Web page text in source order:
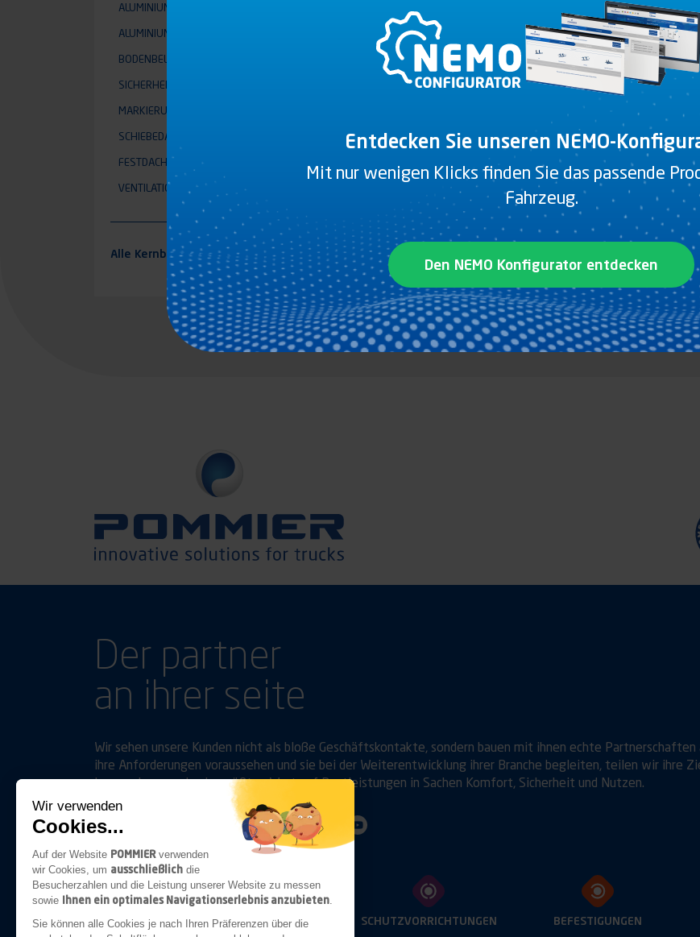
Wir verwenden
Cookies...
Auf der Website POMMIER verwenden
wir Cookies, um ausschließlich die
Besucherzahlen und die Leistung unserer Website zu messen
sowie Ihnen ein optimales Navigationserlebnis anzubieten
Sie können alle Cookies je nach Ihren Präferenzen über die
ALUMINIUMPROFILE AUSSEN
ALUMINIUMPROFILE INNEN
BODENBELÄGE
SICHERHEIT
MARKIERUNG
SCHIEBEDACH OPEN
FESTDACH OPEN
(2)
VENTILATION
(18)
Alle Kernbereiche
Der partner
an ihrer seite
Wir sehen unsere Kunden nicht als bloße Geschäftskontakte, sondern bauen mit ihnen echte Partnerschaften
ihre Anforderungen voraussehen und sie bei der Weiterentwicklung ihrer Branche begleiten, teilen wir ihre
legen, ebenso wie sie, größten Wert auf Bestleistungen in Sachen Komfort, Sicherheit und Nutzen.
Folgen Sie uns auf Linkedin Youtube
ANHÄNGERKUPPLUNGEN SCHUTZVORRICHTUNGEN BEFESTIGUNGEN
Entdecken Sie unseren NEMO-
Mit nur wenigen Klicks finden Sie das passende
Fahrzeug.
Den NEMO Konfigurator entdecken